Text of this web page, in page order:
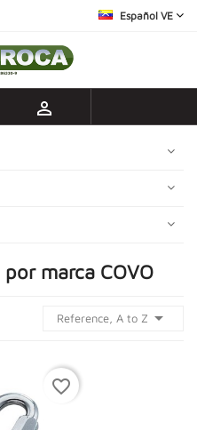
Español VE

marca COVO
Reference, A to Z 
favorite_border